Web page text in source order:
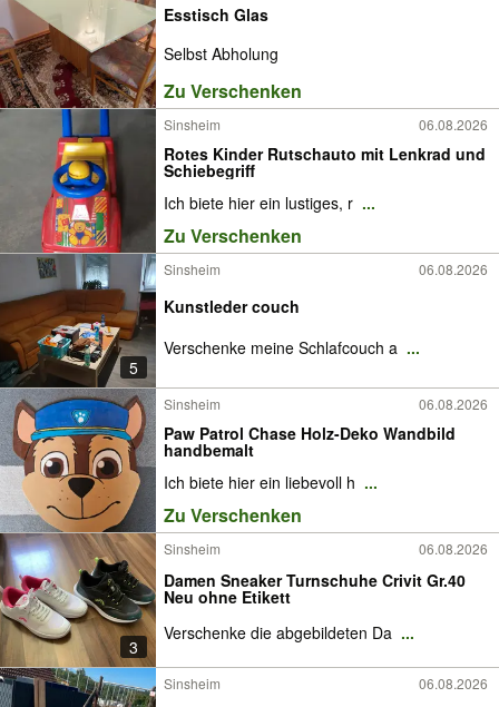
Esstisch Glas
Selbst Abholung
Zu Verschenken
Sinsheim 06.08.2026
Rotes Kinder Rutschauto mit Lenkrad und
Schiebegriff
Ich biete hier ein lustiges, r ...
Zu Verschenken
5
Sinsheim 06.08.2026
Kunstleder couch
Verschenke meine Schlafcouch a ...
Sinsheim 06.08.2026
Paw Patrol Chase Holz-Deko Wandbild
handbemalt
Ich biete hier ein liebevoll h ...
Zu Verschenken
3
Sinsheim 06.08.2026
Damen Sneaker Turnschuhe Crivit Gr.40
Neu ohne Etikett
Verschenke die abgebildeten Da ...
Sinsheim 06.08.2026